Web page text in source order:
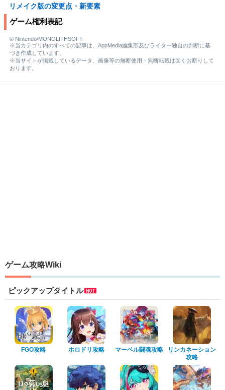
リメイク版の変更点・新要素
ゲーム権利表記
© Nintendo/MONOLITHSOFT
※当カテゴリ内のすべての記事は、AppMedia編集部及びライター独自の判断に基
づき作成しています。
※当サイトが掲載しているデータ、画像等の無断使用・無断転載は固くお断りして
おります。
ゲーム攻略Wiki
ピックアップタイトル
FGO攻略 ホロドリ攻略 マーベル闘魂攻略
リンカネーション
攻略